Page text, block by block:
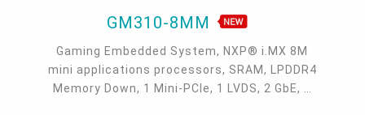
GM310-8MM
Gaming Embedded System, NXP® i.MX 8M
mini applications processors, SRAM, LPDDR4
Memory Down, 1 Mini-PCIe, 1 LVDS, 2 GbE, 1